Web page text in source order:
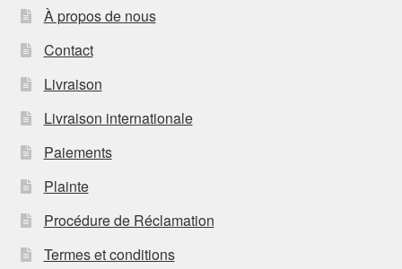
À propos de nous
Contact
Livraison
Livraison internationale
Paiements
Plainte
Procédure de Réclamation
Termes et conditions